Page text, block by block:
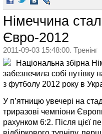
Німеччина
Євро-2012
2011-09-03 15:48:00. Тренінг
Національна збірна
забезпечила собі
з футболу 2012 року в
У п’ятницю увечері на
триразові чемпіони
рахунком 6:2. Після цієї